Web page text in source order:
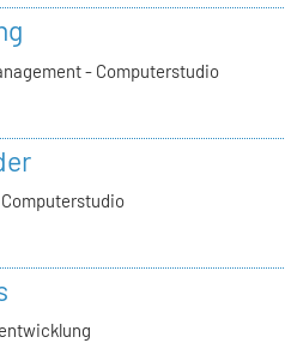
- Computerstudio